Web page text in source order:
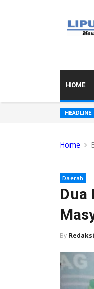
HOME
HEADLINE
Home
Daerah
Dua
By Redaksi